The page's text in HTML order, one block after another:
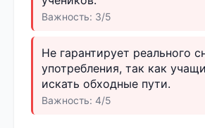
Важность: 3/5
Не гарантирует реального
употребления, так как
искать обходные пути.
Важность: 4/5